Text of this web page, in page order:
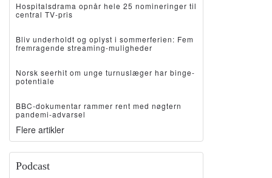
Hospitalsdrama opnår hele 25 nomineringer til
central TV-pris
Bliv underholdt og oplyst i sommerferien: Fem
fremragende streaming-muligheder
Norsk seerhit om unge turnuslæger har binge-
potentiale
BBC-dokumentar rammer rent med nøgtern
pandemi-advarsel
Flere artikler
Podcast